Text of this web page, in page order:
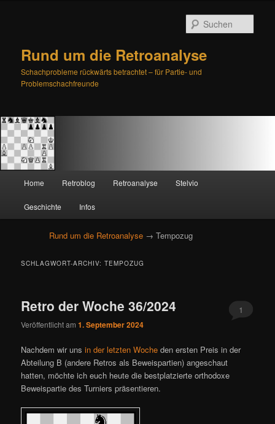
Rund um die Retroanalyse
Schachprobleme rückwärts betrachtet – für Partie- und
Problemschachfreunde
Zum
primären
Inhalt
springen
Zum
sekundären
Inhalt
springen
Home Retroblog Retroanalyse Stelvio
Geschichte Infos
Rund um die Retroanalyse → Tempozug
SCHLAGWORT-ARCHIV:TEMPOZUG
Retro der Woche 36/2024
Veröffentlicht am1. September 2024
1
Nachdem wir unsin der letzten Woche den ersten Preis in der
Abteilung B (andere Retros als Beweispartien) angeschaut
hatten, möchte ich euch heute die bestplatzierte orthodoxe
Beweispartie des Turniers präsentieren.